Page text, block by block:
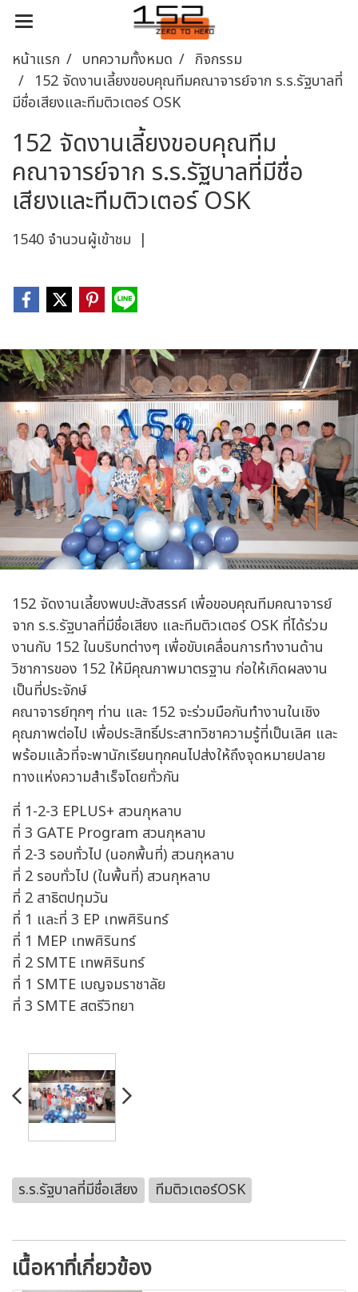
หน้าแรก บทความทั้งหมด
กิจกรรม
152 จัดงานเลี้ยงขอบคุณทีมคณาจารย์จาก ร.ร.รัฐบาลที่
มีชื่อเสียงและทีมติวเตอร์ OSK
152 จัดงานเลี้ยงขอบคุณทีม
คณาจารย์จาก ร.ร.รัฐบาลที่มีชื่อ
เสียงและทีมติวเตอร์ OSK
1540 จำนวนผู้เข้าชม |
152 จัดงานเลี้ยงพบปะสังสรรค์ เพื่อขอบคุณทีมคณาจารย์
จาก ร.ร.รัฐบาลที่มีชื่อเสียง และทีมติวเตอร์ OSK ที่ได้ร่วม
งานกับ 152 ในบริบทต่างๆ เพื่อขับเคลื่อนการทำงานด้าน
วิชาการของ 152 ให้มีคุณภาพมาตรฐาน ก่อให้เกิดผลงาน
เป็นที่ประจักษ์
คณาจารย์ทุกๆ ท่าน และ 152 จะร่วมมือกันทำงานในเชิง
คุณภาพต่อไป เพื่อประสิทธิ์ประสาทวิชาความรู้ที่เป็นเลิศ และ
พร้อมแล้วที่จะพานักเรียนทุกคนไปส่งให้ถึงจุดหมายปลาย
ทางแห่งความสำเร็จโดยทั่วกัน
ที่ 1-2-3 EPLUS+ สวนกุหลาบ
ที่ 3 GATE Program สวนกุหลาบ
ที่ 2-3 รอบทั่วไป (นอกพื้นที่) สวนกุหลาบ
ที่ 2 รอบทั่วไป (ในพื้นที่) สวนกุหลาบ
ที่ 2 สาธิตปทุมวัน
ที่ 1 และที่ 3 EP เทพศิรินทร์
ที่ 1 MEP เทพศิรินทร์
ที่ 2 SMTE เทพศิรินทร์
ที่ 1 SMTE เบญจมราชาลัย
ที่ 3 SMTE สตรีวิทยา
ร.ร.รัฐบาลที่มีชื่อเสียง ทีมติวเตอร์OSK
เนื้อหาที่เกี่ยวข้อง